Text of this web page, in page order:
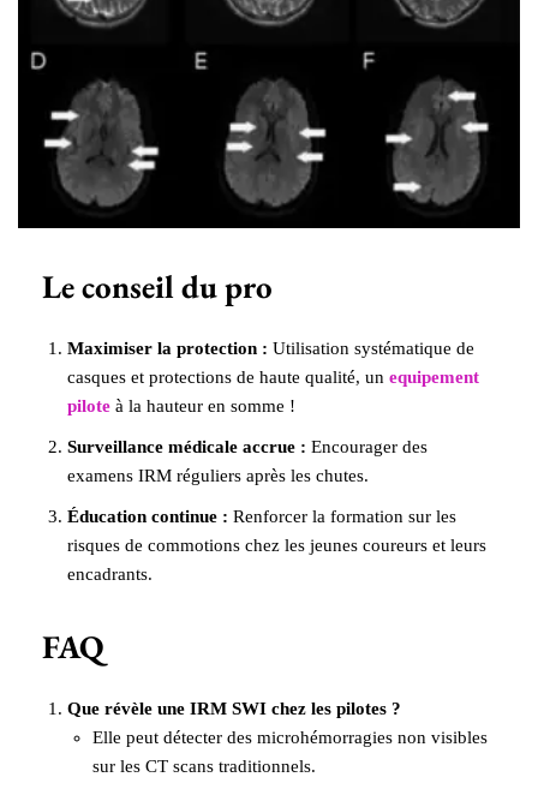
Le conseil du pro
Maximiser la protection : Utilisation systématique de
casques et protections de haute qualité, un equipement
pilote à la hauteur en somme !
Surveillance médicale accrue : Encourager des
examens IRM réguliers après les chutes.
Éducation continue : Renforcer la formation sur les
risques de commotions chez les jeunes coureurs et leurs
encadrants.
FAQ
Que révèle une IRM SWI chez les pilotes ?
Elle peut détecter des microhémorragies non visibles
sur les CT scans traditionnels.